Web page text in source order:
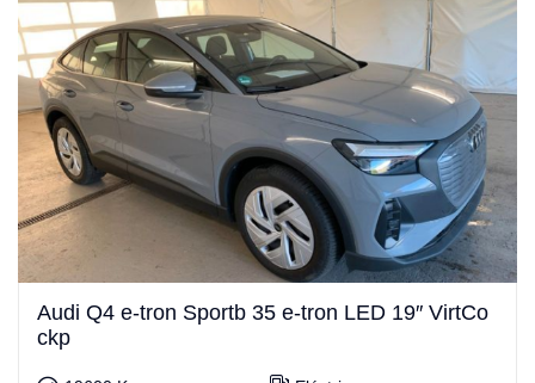
Audi Q4 e-tron Sportb 35 e-tron LED 19″ VirtCo
ckp